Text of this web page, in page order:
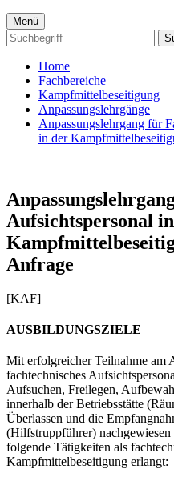
Menü
Home
Fachbereiche
Kampfmittelbeseitigung
Anpassungslehrgänge
Anpassungslehrgang für
in der
Aufsichtspersonal
Anfrage
[KAF]
AUSBILDUNGSZIELE
Mit erfolgreicher Teilnahme am
fachtechnisches
Aufsuchen, Freilegen,
innerhalb der Betriebsstätte
Überlassen und die
(Hilfstruppführer)
folgende Tätigkeiten als
Kampfmittelbeseitigung erlangt: